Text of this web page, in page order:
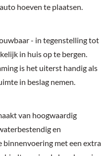
hoeven te plaatsen.
- in tegenstelling tot
in huis op te bergen.
is het uiterst handig als
in beslag nemen.
van hoogwaardig
en
binnenvoering met een extra